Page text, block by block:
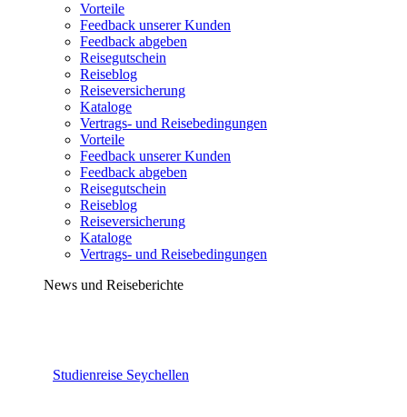
Vorteile
Feedback unserer Kunden
Feedback abgeben
Reisegutschein
Reiseblog
Reiseversicherung
Kataloge
Vertrags- und Reisebedingungen
Vorteile
Feedback unserer Kunden
Feedback abgeben
Reisegutschein
Reiseblog
Reiseversicherung
Kataloge
Vertrags- und Reisebedingungen
News und Reiseberichte
Studienreise Seychellen